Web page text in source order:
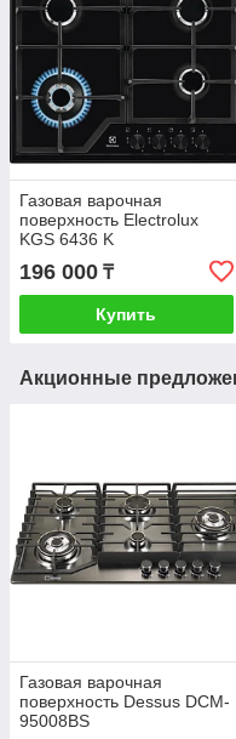
Газовая варочная
поверхность Electrolux
KGS 6436 K
196 000 ₸
Купить
Акционные
Газовая варочная
поверхность Dessus DCM-
95008BS